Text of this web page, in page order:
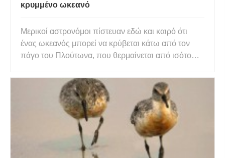
κρυμμένο ωκεανό
Μερικοί αστρονόμοι πίστευαν εδώ και καιρό ότι
ένας ωκεανός μπορεί να κρύβεται κάτω από τον
πάγο του Πλούτωνα, που θερμαίνεται από ισότοπα
πρέπει να περιμένουμε μέχρι το 2015 για να
γνωρίζουμε με βεβαιότητα. Το διαστημόπλοιο New
Horizons πρόκειται να επ